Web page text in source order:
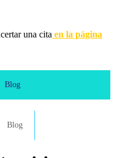
una cita en la página
Blog
Blog